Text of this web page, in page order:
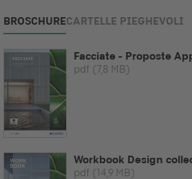
BROSCHURECARTELLE PIEGHEVOLI
Facciate - Proposte
pdf (7,8 MB)
Workbook Design
pdf (14,9 MB)